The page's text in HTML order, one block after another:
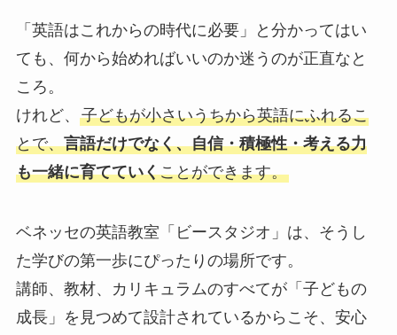
「英語はこれからの時代に必要」と分かってはい
ても、何から始めればいいのか迷うのが正直なと
ころ。
けれど、 子どもが小さいうちから英語にふれるこ
とで、言語だけでなく、自信・積極性・考える力
も一緒に育てていくことができます。
ベネッセの英語教室「ビースタジオ」は、そうし
た学びの第一歩にぴったりの場所です。
講師、教材、カリキュラムのすべてが「子どもの
成長」を見つめて設計されているからこそ、安心